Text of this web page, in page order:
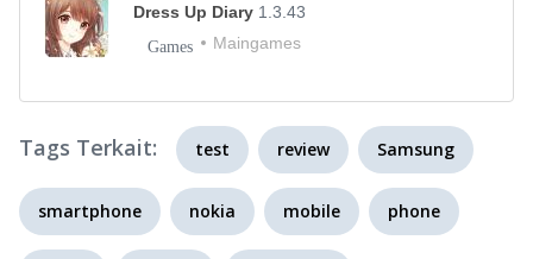
Dress Up Diary 1.3.43
Games Maingames
Tags Terkait: test review Samsung
smartphone nokia mobile phone